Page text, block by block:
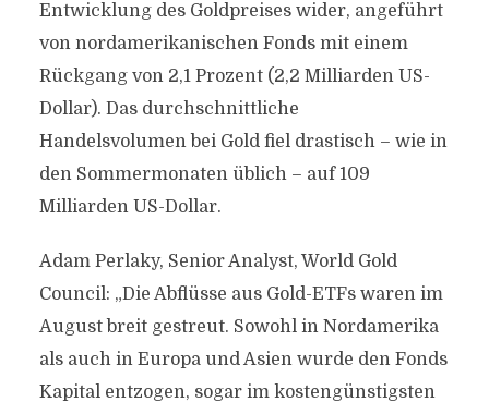
Entwicklung des Goldpreises wider, angeführt
von nordamerikanischen Fonds mit einem
Rückgang von 2,1 Prozent (2,2 Milliarden US-
Dollar). Das durchschnittliche
Handelsvolumen bei Gold fiel drastisch – wie in
den Sommermonaten üblich – auf 109
Milliarden US-Dollar.
Adam Perlaky, Senior Analyst, World Gold
Council: „Die Abflüsse aus Gold-ETFs waren im
August breit gestreut. Sowohl in Nordamerika
als auch in Europa und Asien wurde den Fonds
Kapital entzogen, sogar im kostengünstigsten